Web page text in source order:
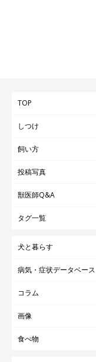
TOP
しつけ
飼い方
投稿写真
獣医師Q&A
タグ一覧
犬と暮らす
病気・症状データベース
コラム
画像
食べ物